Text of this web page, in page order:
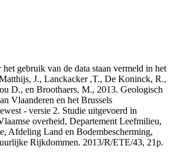
het gebruik van de data staan vermeld in het
J., Lanckacker ,T., De Koninck, R.,
D., en Broothaers, M., 2013. Geologisch
Vlaanderen en het Brussels
- versie 2. Studie uitgevoerd in
overheid, Departement Leefmilieu,
Afdeling Land en Bodembescherming,
Rijkdommen. 2013/R/ETE/43, 21p.